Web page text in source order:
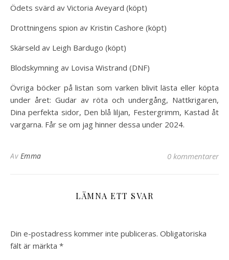
Ödets svärd av Victoria Aveyard (köpt)
Drottningens spion av Kristin Cashore (köpt)
Skärseld av Leigh Bardugo (köpt)
Blodskymning av Lovisa Wistrand (DNF)
Övriga böcker på listan som varken blivit lästa eller köpta
under året: Gudar av röta och undergång, Nattkrigaren,
Dina perfekta sidor, Den blå liljan, Festergrimm, Kastad åt
vargarna. Får se om jag hinner dessa under 2024.
Av Emma 0 kommentarer
LÄMNA ETT SVAR
Din e-postadress kommer inte publiceras. Obligatoriska
fält är märkta *